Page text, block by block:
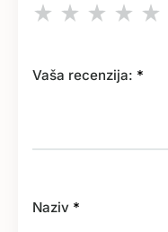
Vaša recenzija: *
Naziv *